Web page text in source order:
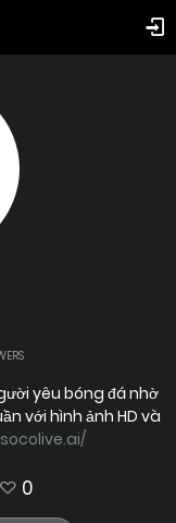
yêu bóng đá nhờ
với hình ảnh HD và
0